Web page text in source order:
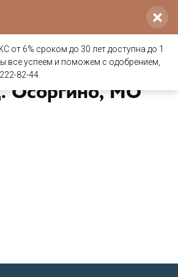
×
от 6% сроком до 30 лет доступна до 1
все успеем и поможем с одобрением,
82-44
бруса
Осоргино, МО